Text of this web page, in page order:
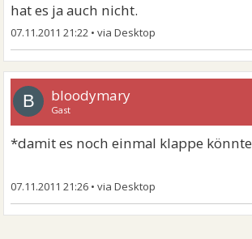
hat es ja auch nicht.
07.11.2011 21:22 •
B bloodymary
Gast
*damit es noch einmal klappe könnte
07.11.2011 21:26 •